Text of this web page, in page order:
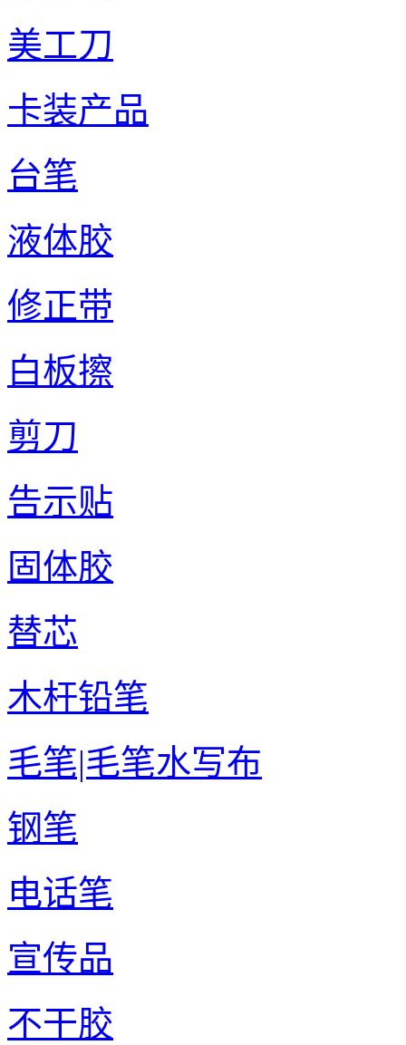
美工刀
卡装产品
台笔
液体胶
修正带
白板擦
剪刀
告示贴
固体胶
替芯
木杆铅笔
毛笔|毛笔水写布
钢笔
电话笔
宣传品
不干胶